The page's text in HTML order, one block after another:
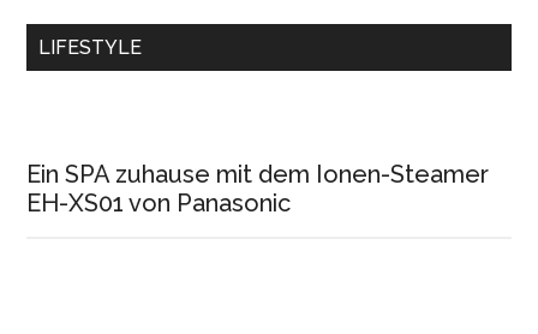
LIFESTYLE
Ein SPA zuhause mit dem Ionen-Steamer
EH-XS01 von Panasonic